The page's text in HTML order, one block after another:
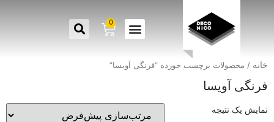
0
خانه / محصولات برچسب خورده “فرنگی آویسا”
فرنگی آویسا
نمایش یک نتیجه